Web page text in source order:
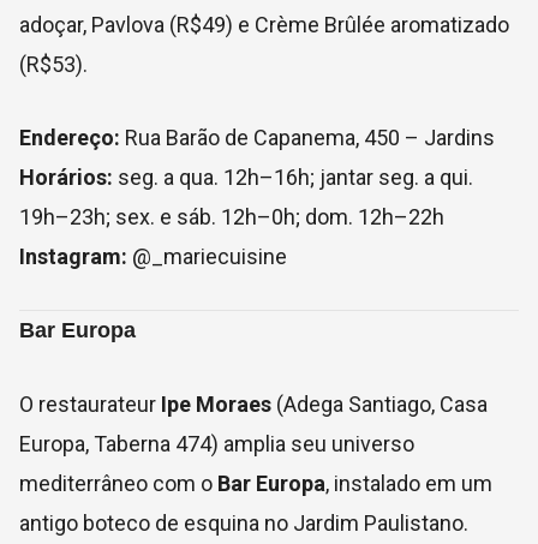
adoçar, Pavlova (R$49) e Crème Brûlée aromatizado
(R$53).
Endereço: Rua Barão de Capanema, 450 – Jardins
Horários: seg. a qua. 12h–16h; jantar seg. a qui.
19h–23h; sex. e sáb. 12h–0h; dom. 12h–22h
Instagram: @_mariecuisine
Bar Europa
O restaurateur Ipe Moraes (Adega Santiago, Casa
Europa, Taberna 474) amplia seu universo
mediterrâneo com o Bar Europa, instalado em um
antigo boteco de esquina no Jardim Paulistano.